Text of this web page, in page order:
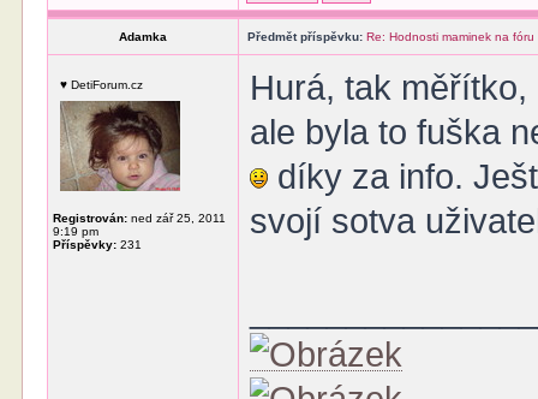
Adamka Předmět příspěvku: Re: Hodnosti maminek na fóru
♥ DetiForum.cz
Registrován: ned zář 25, 2011
9:19 pm
Příspěvky: 231
Hurá, tak
ale byla to fuška
díky za info.
svojí sotva